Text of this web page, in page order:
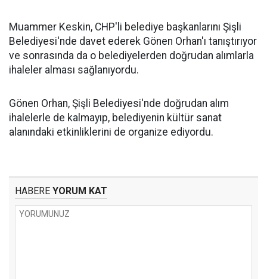
Muammer Keskin, CHP'li belediye başkanlarını Şişli
Belediyesi'nde davet ederek Gönen Orhan'ı tanıştırıyor
ve sonrasında da o belediyelerden doğrudan alımlarla
ihaleler alması sağlanıyordu.
Gönen Orhan, Şişli Belediyesi'nde doğrudan alım
ihalelerle de kalmayıp, belediyenin kültür sanat
alanındaki etkinliklerini de organize ediyordu.
HABERE YORUM KAT